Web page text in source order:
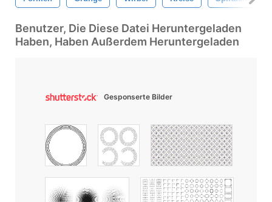
Benutzer, Die Diese Datei Heruntergeladen
Haben, Haben Außerdem Heruntergeladen
Gesponserte Bilder